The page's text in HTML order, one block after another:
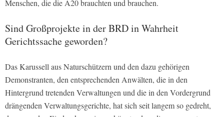
Menschen, die die A20 brauchten und brauchen.
Sind Großprojekte in der BRD in Wahrheit
Gerichtssache geworden?
Das Karussell aus Naturschützern und den dazu gehörigen
Demonstranten, den entsprechenden Anwälten, die in den
Hintergrund tretenden Verwaltungen und die in den Vordergrund
drängenden Verwaltungsgerichte, hat sich seit langem so gedreht,